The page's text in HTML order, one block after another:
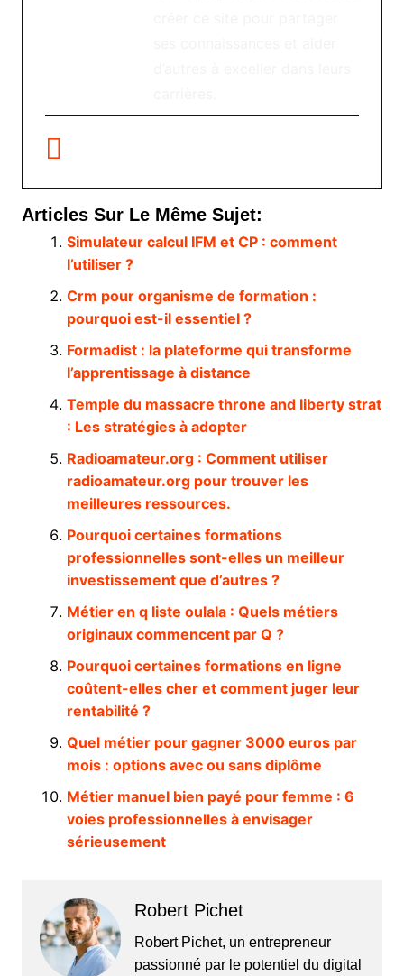
Articles Sur Le Même Sujet:
Simulateur calcul IFM et CP : comment
l’utiliser ?
Crm pour organisme de formation :
pourquoi est-il essentiel ?
Formadist : la plateforme qui transforme
l’apprentissage à distance
Temple du massacre throne and liberty strat
: Les stratégies à adopter
Radioamateur.org : Comment utiliser
radioamateur.org pour trouver les
meilleures ressources.
Pourquoi certaines formations
professionnelles sont-elles un meilleur
investissement que d’autres ?
Métier en q liste oulala : Quels métiers
originaux commencent par Q ?
Pourquoi certaines formations en ligne
coûtent-elles cher et comment juger leur
rentabilité ?
Quel métier pour gagner 3000 euros par
mois : options avec ou sans diplôme
Métier manuel bien payé pour femme : 6
voies professionnelles à envisager
sérieusement
Robert Pichet
Robert Pichet, un entrepreneur
passionné par le potentiel du digital